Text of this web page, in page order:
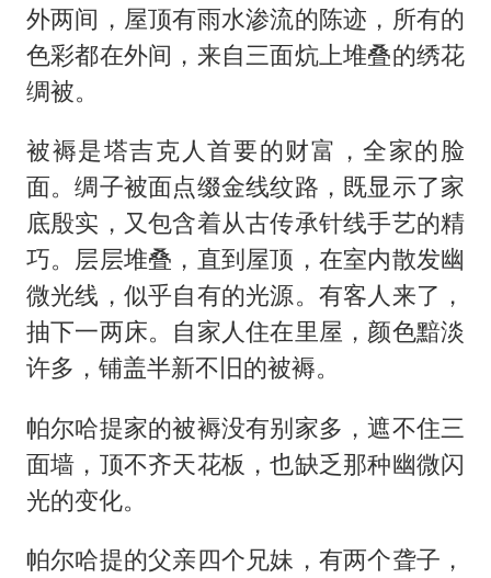
外两间，屋顶有雨水渗流的陈迹，所有的
色彩都在外间，来自三面炕上堆叠的绣花
绸被。
被褥是塔吉克人首要的财富，全家的脸
面。绸子被面点缀金线纹路，既显示了家
底殷实，又包含着从古传承针线手艺的精
巧。层层堆叠，直到屋顶，在室内散发幽
微光线，似乎自有的光源。有客人来了，
抽下一两床。自家人住在里屋，颜色黯淡
许多，铺盖半新不旧的被褥。
帕尔哈提家的被褥没有别家多，遮不住三
面墙，顶不齐天花板，也缺乏那种幽微闪
光的变化。
帕尔哈提的父亲四个兄妹，有两个聋子，